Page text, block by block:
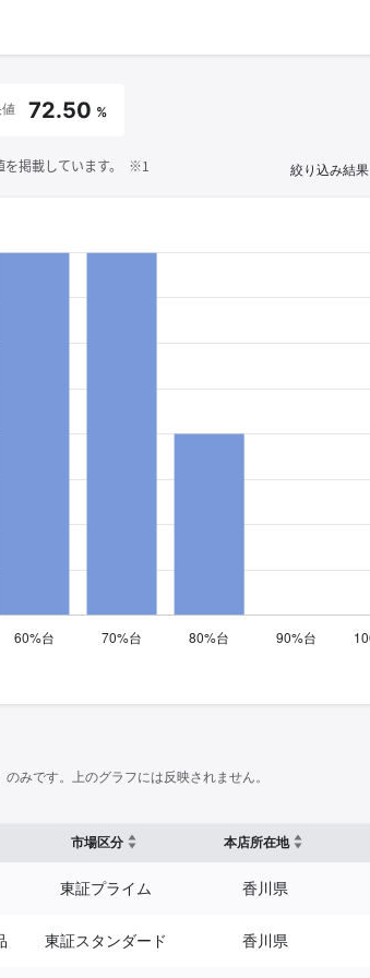
72.50 %
を掲載しています。 ※1 絞り込み結果
みです。上のグラフには反映されません。
市場区分 本店所在地
東証プライム 香川県
東証スタンダード 香川県